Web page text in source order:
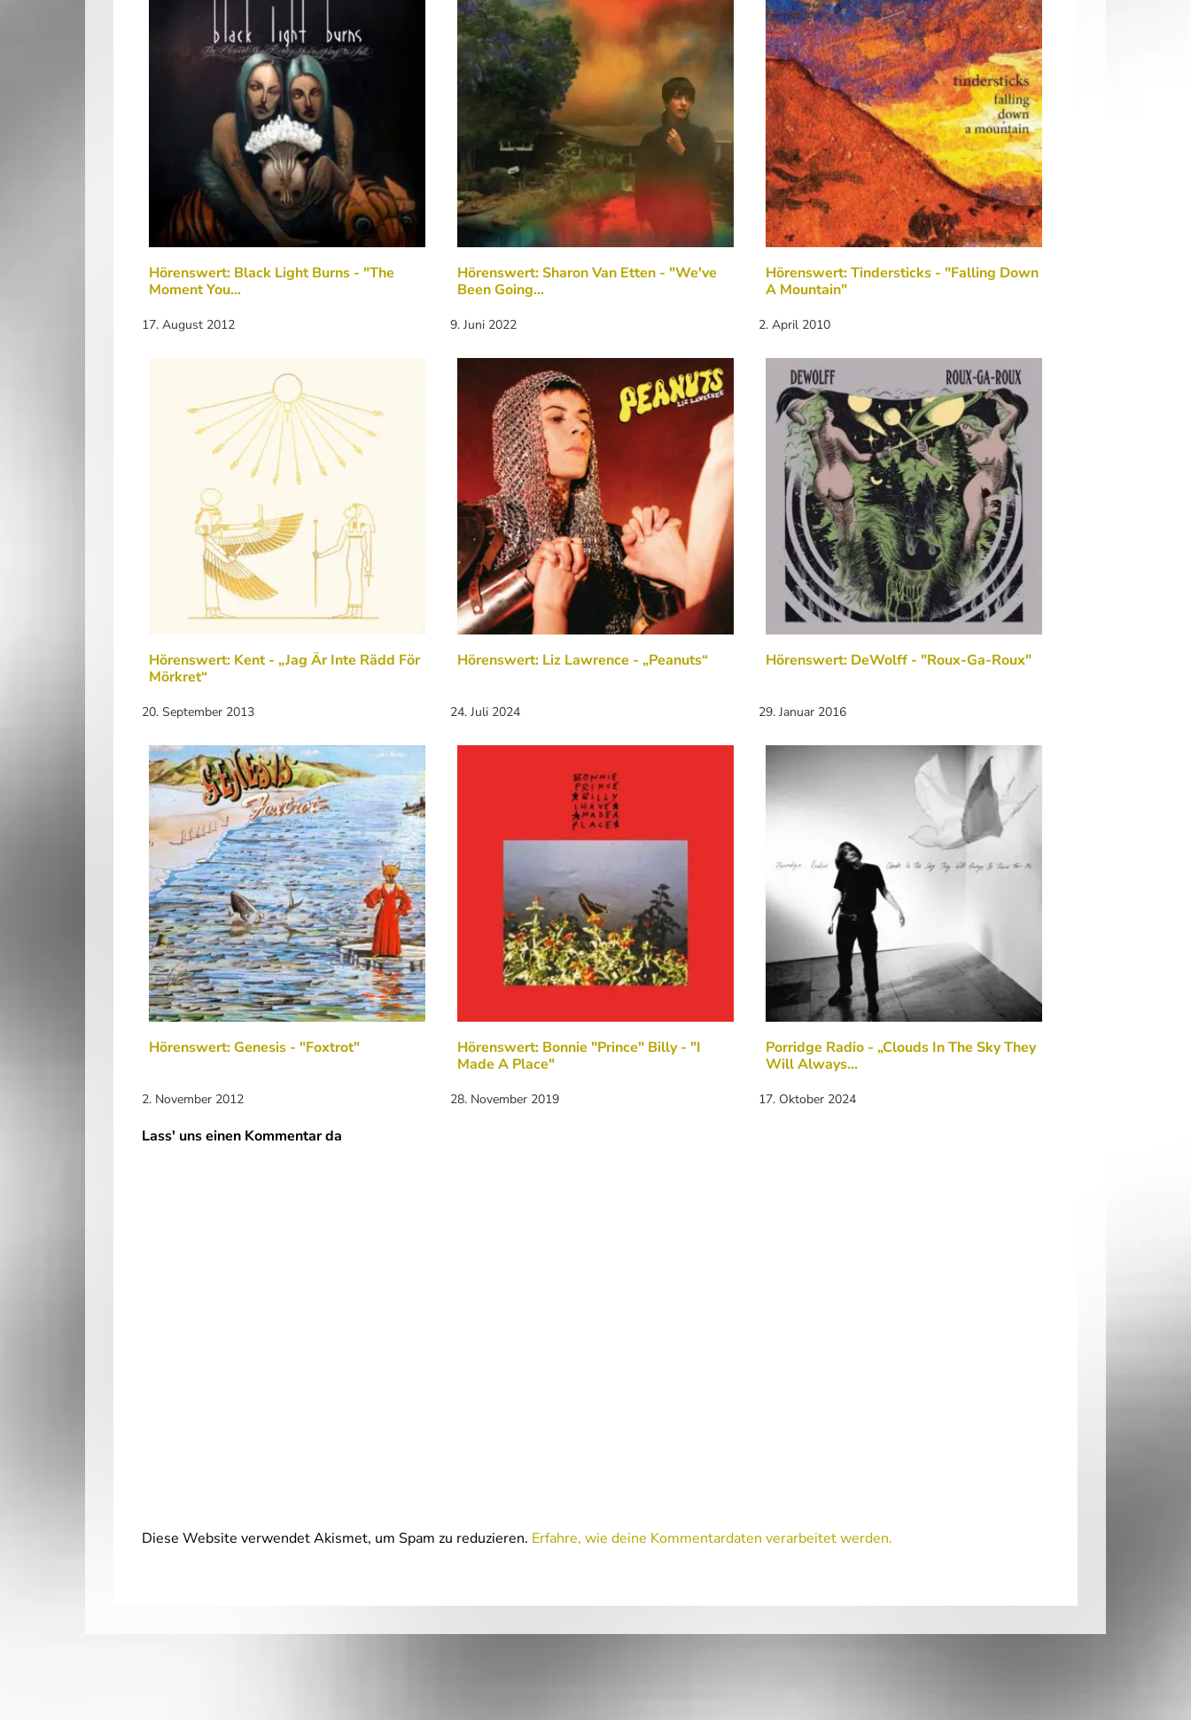
Hörenswert: Black Light Burns - "The
Moment You…
17. August 2012
Hörenswert: Sharon Van Etten - "We've
Been Going…
9. Juni 2022
Hörenswert: Tindersticks - "Falling Down
A Mountain"
2. April 2010
Hörenswert: Kent - „Jag Är Inte Rädd För
Mörkret“
20. September 2013
Hörenswert: Liz Lawrence - „Peanuts“
24. Juli 2024
Hörenswert: DeWolff - "Roux-Ga-Roux"
29. Januar 2016
Hörenswert: Genesis - "Foxtrot"
2. November 2012
Hörenswert: Bonnie "Prince" Billy - "I
Made A Place"
28. November 2019
Porridge Radio - „Clouds In The Sky They
Will Always…
17. Oktober 2024
Lass' uns einen Kommentar da
Diese Website verwendet Akismet, um Spam zu reduzieren. Erfahre, wie deine Kommentardaten verarbeitet werden.